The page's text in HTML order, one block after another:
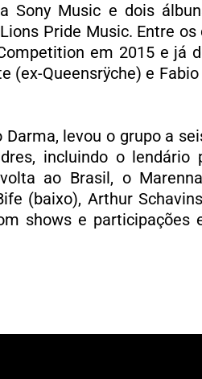
Sony Music e dois
Pride Music. Entre
em 2015 e já
(ex-Queensrÿche) e
Darma, levou o grupo a
incluindo o lendário
ao Brasil, o
(baixo), Arthur
shows e participações